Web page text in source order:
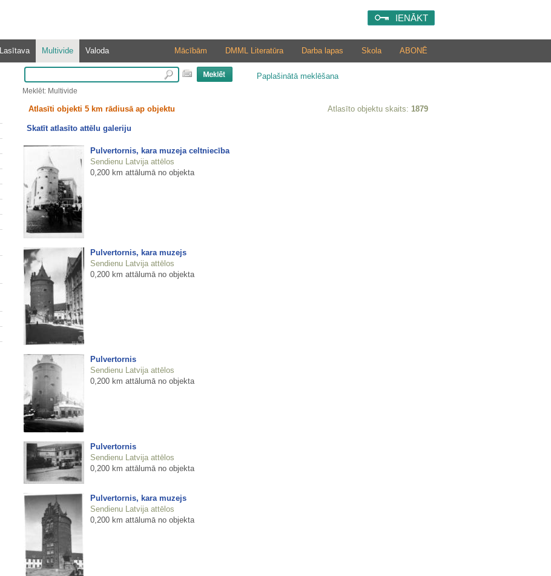
IENĀKT
Lasītava Multivide Valoda ABONĒ
Skola
Darba lapas
DMML Literatūra
Mācībām
Paplašinātā meklēšana
Meklēt: Multivide
Atlasīti objekti 5 km rādiusā ap objektu Atlasīto objektu skaits: 1879
Skatīt atlasīto attēlu galeriju
Pulvertornis, kara muzeja celtniecība
Sendienu Latvija attēlos
0,200 km attālumā no objekta
Pulvertornis, kara muzejs
Sendienu Latvija attēlos
0,200 km attālumā no objekta
Pulvertornis
Sendienu Latvija attēlos
0,200 km attālumā no objekta
Pulvertornis
Sendienu Latvija attēlos
0,200 km attālumā no objekta
Pulvertornis, kara muzejs
Sendienu Latvija attēlos
0,200 km attālumā no objekta